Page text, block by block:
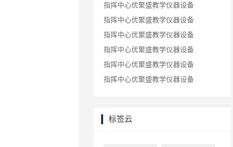
指挥中心优聚盛教学仪器设备
指挥中心优聚盛教学仪器设备
指挥中心优聚盛教学仪器设备
指挥中心优聚盛教学仪器设备
指挥中心优聚盛教学仪器设备
指挥中心优聚盛教学仪器设备
标签云